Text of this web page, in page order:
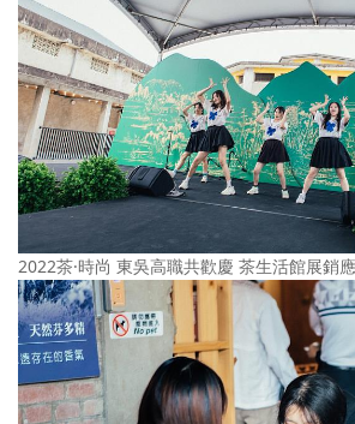
2022茶·時尚 東吳高職共歡慶 茶生活館展銷